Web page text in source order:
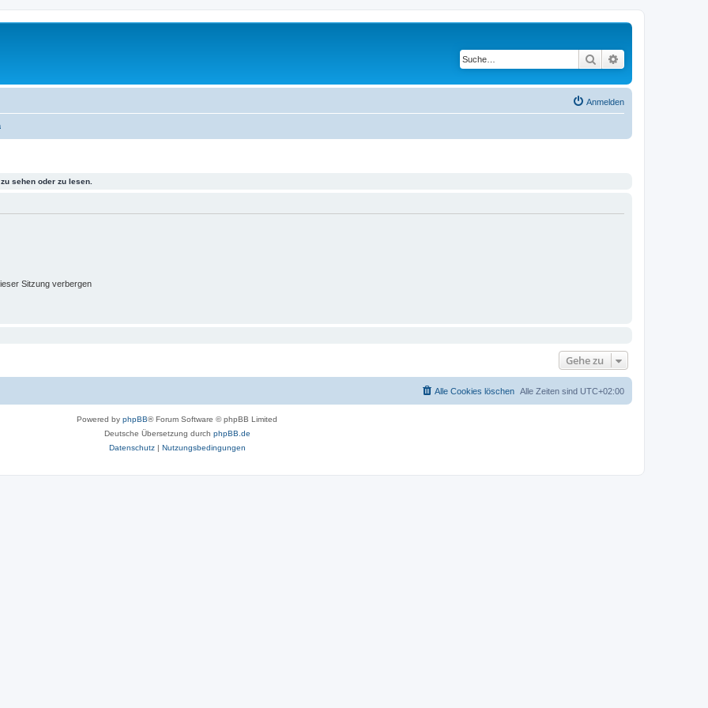
Suche
Anmelden
sehen oder zu lesen.
Sitzung verbergen
Gehe zu
Alle Zeiten sind UTC+02:00
Alle Cookies löschen
Powered by phpBB® Forum Software © phpBB Limited
Deutsche Übersetzung durch phpBB.de
Datenschutz| Nutzungsbedingungen